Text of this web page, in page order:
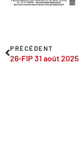
PRÉCÉDENT
26-FIP 31 août 2025